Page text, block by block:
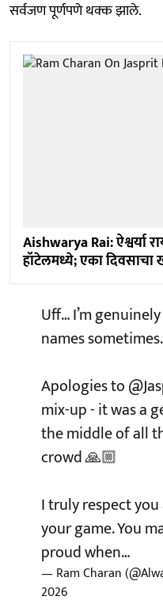
सर्वजण पूर्णपणे थक्क झाले.
Aishwarya Rai: ऐश्वर्या
हॉटेलमध्ये; एका
Uff… I’m
names sometimes.
Apologies to
mix-up - it was a
the middle of all
crowd 🙏🏼
I truly respect
your game. You
proud when…
— Ram Charan
2026